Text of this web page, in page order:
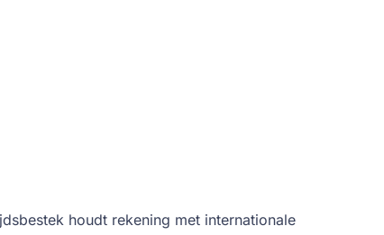
houdt rekening met internationale